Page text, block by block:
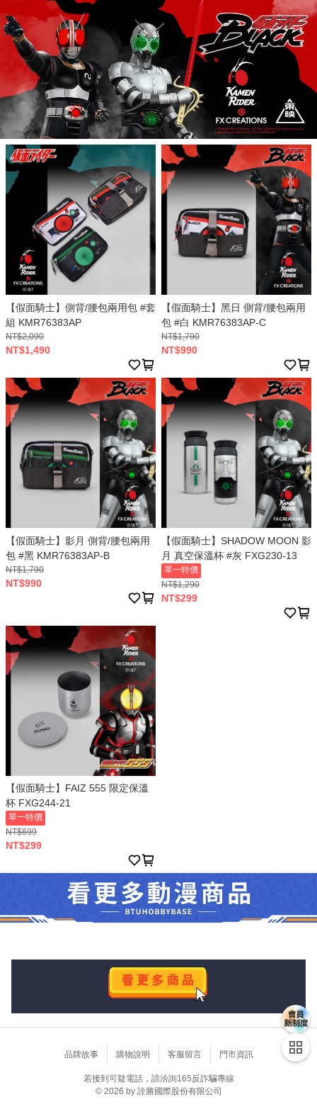
品牌故事 購物說明 客服留言 門市資訊
若接到可疑電話，請洽詢165反詐騙專線
© 2026 by 詮勝國際股份有限公司
【假面騎士】側背/腰包兩用包 #套
組 KMR76383AP
NT$2,090
NT$1,490
【假面騎士】黑日 側背/腰包兩用
包 #白 KMR76383AP-C
NT$1,790
NT$990
【假面騎士】影月 側背/腰包兩用
包 #黑 KMR76383AP-B
NT$1,790
NT$990
【假面騎士】SHADOW MOON 影
月 真空保溫杯 #灰 FXG230-13
單一特價
NT$1,290
NT$299
【假面騎士】FAIZ 555 限定保溫
杯 FXG244-21
單一特價
NT$699
NT$299